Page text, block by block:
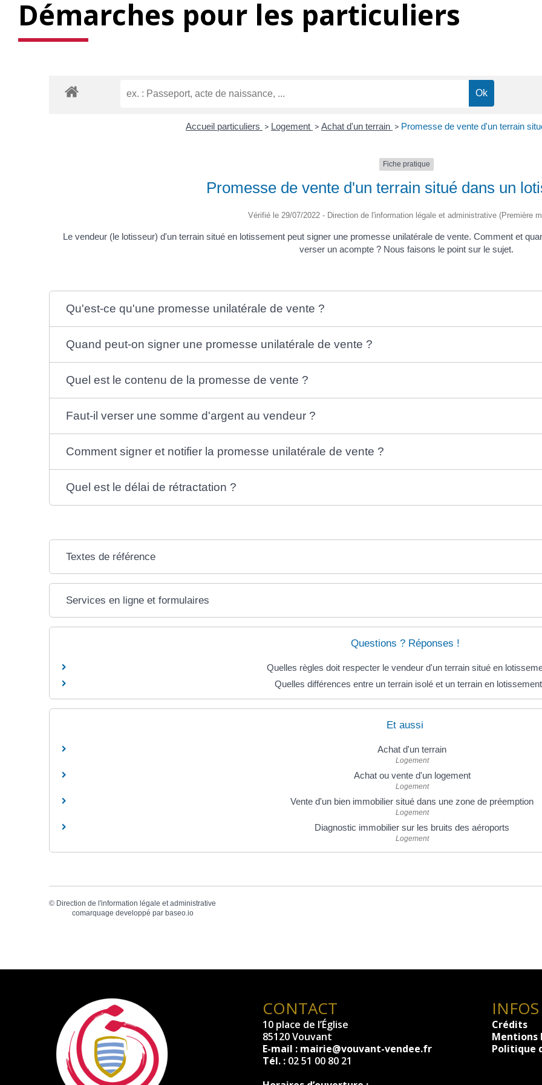
Démarches pour les particuliers
Accueil particuliers > Logement > Achat d'un terrain > Promesse de vente d'un terrain
Fiche pratique
Promesse de vente d'un terrain situé dans un
Vérifié le 29/07/2022 - Direction de l'information légale et administrative (Première
Le vendeur (le lotisseur) d'un terrain situé en lotissement peut signer une promesse unilatérale de vente. Comment et
verser un acompte ? Nous faisons le point sur le sujet.
Qu'est-ce qu'une promesse unilatérale de vente ?
Quand peut-on signer une promesse unilatérale de vente ?
Quel est le contenu de la promesse de vente ?
Faut-il verser une somme d'argent au vendeur ?
Comment signer et notifier la promesse unilatérale de vente ?
Quel est le délai de rétractation ?
Textes de référence
Services en ligne et formulaires
Questions ? Réponses !
Quelles règles doit respecter le vendeur d'un terrain situé en
Quelles différences entre un terrain isolé et un terrain en
Et aussi
Achat d'un terrain
Logement
Achat ou vente d'un logement
Logement
Vente d'un bien immobilier situé dans une zone de préemption
Logement
Diagnostic immobilier sur les bruits des aéroports
Logement
© Direction de l'information légale et administrative
comarquage developpé par baseo.io
CONTACT
10 place de l’Église
85120 Vouvant
E-mail : mairie@vouvant-vendee.fr
Tél. :02 51 00 80 21
Crédits
Mentions
Politique